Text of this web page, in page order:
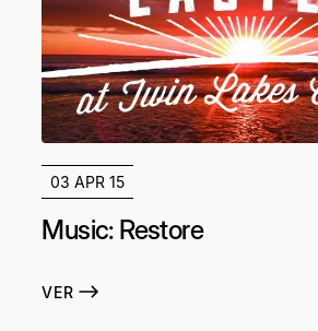
03 APR 15
Music: Restore
VER